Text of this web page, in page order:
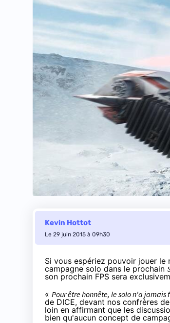
Kevin Hottot
Le 29 juin 2015 à 09h30
Si vous espériez pouvoir jouer le
campagne solo dans le prochain
son prochain FPS sera
« Pour être honnête, le solo n'a
de DICE, devant nos confrères de
loin en affirmant que les
bien qu'aucun concept de